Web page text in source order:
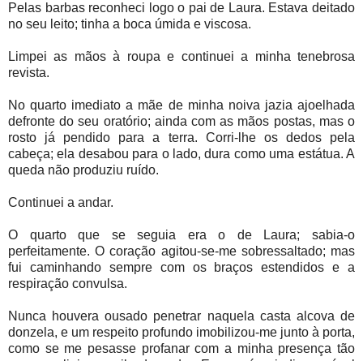
Pelas barbas reconheci logo o pai de Laura. Estava deitado
no seu leito; tinha a boca úmida e viscosa.
Limpei as mãos à roupa e continuei a minha tenebrosa
revista.
No quarto imediato a mãe de minha noiva jazia ajoelhada
defronte do seu oratório; ainda com as mãos postas, mas o
rosto já pendido para a terra. Corri-lhe os dedos pela
cabeça; ela desabou para o lado, dura como uma estátua. A
queda não produziu ruído.
Continuei a andar.
O quarto que se seguia era o de Laura; sabia-o
perfeitamente. O coração agitou-se-me sobressaltado; mas
fui caminhando sempre com os braços estendidos e a
respiração convulsa.
Nunca houvera ousado penetrar naquela casta alcova de
donzela, e um respeito profundo imobilizou-me junto à porta,
como se me pesasse profanar com a minha presença tão